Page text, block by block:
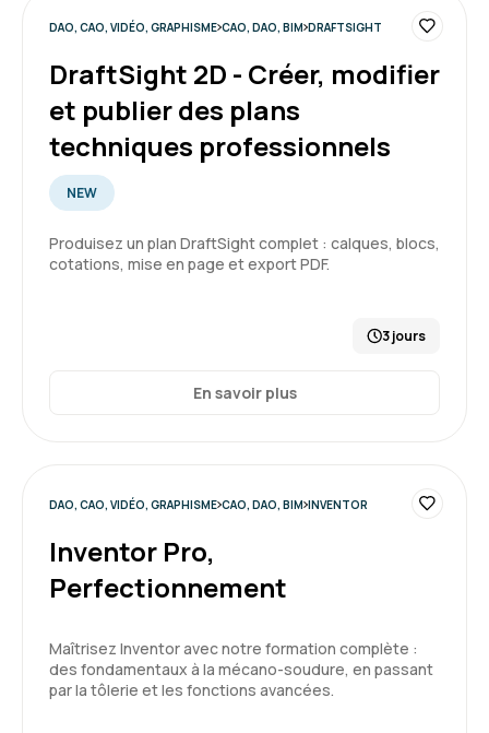
DAO, CAO, VIDÉO, GRAPHISME CAO, DAO, BIM DRAFTSIGHT
DraftSight 2D - Créer, modifier
et publier des plans
techniques professionnels
NEW
Produisez un plan DraftSight complet : calques, blocs,
cotations, mise en page et export PDF.
3 jours
En savoir plus
DAO, CAO, VIDÉO, GRAPHISME CAO, DAO, BIM INVENTOR
Inventor Pro,
Perfectionnement
Maîtrisez Inventor avec notre formation complète :
des fondamentaux à la mécano-soudure, en passant
par la tôlerie et les fonctions avancées.